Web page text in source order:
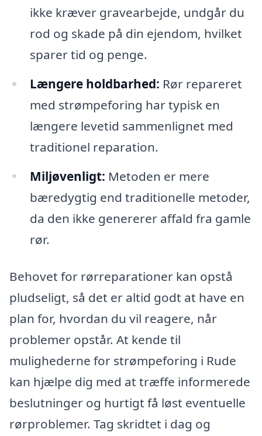
ikke kræver gravearbejde, undgår du
rod og skade på din ejendom, hvilket
sparer tid og penge.
Længere holdbarhed: Rør repareret
med strømpeforing har typisk en
længere levetid sammenlignet med
traditionel reparation.
Miljøvenligt: Metoden er mere
bæredygtig end traditionelle metoder,
da den ikke genererer affald fra gamle
rør.
Behovet for rørreparationer kan opstå
pludseligt, så det er altid godt at have en
plan for, hvordan du vil reagere, når
problemer opstår. At kende til
mulighederne for strømpeforing i Rude
kan hjælpe dig med at træffe informerede
beslutninger og hurtigt få løst eventuelle
rørproblemer. Tag skridtet i dag og